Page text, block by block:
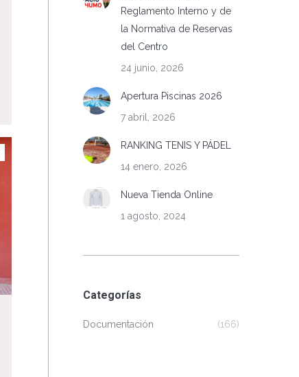
Reglamento Interno y de
la Normativa de Reservas
del Centro
24 junio, 2026
Apertura Piscinas 2026
7 abril, 2026
RANKING TENIS Y PÁDEL
14 enero, 2026
Nueva Tienda Online
1 agosto, 2024
Categorías
Documentación (166)